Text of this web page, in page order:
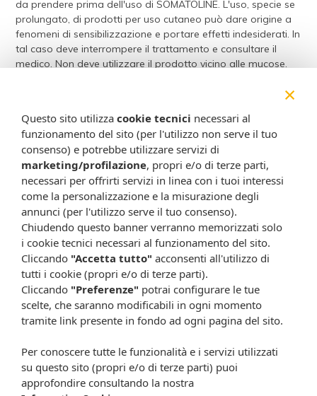
da prendere prima dell'uso di SOMATOLINE. L'uso, specie se
prolungato, di prodotti per uso cutaneo può dare origine a
fenomeni di sensibilizzazione e portare effetti indesiderati. In
tal caso deve interrompere il trattamento e consultare il
medico. Non deve utilizzare il prodotto vicino alle mucose.
Bambini e adolescentiNon utilizzare nei bambini e negli
adolescenti.
EFFETTI INDESIDERATI
Possibili effetti indesideratiCome tutti i medicinali, questo
medicinale può causare effetti indesiderati sebbene non
tutte le persone li manifestino. Non sono noti particolari
effetti collaterali imputabili al trattamento. Molto raramente
sono stati segnalati casi con sintomi riconducibili ad alterata
funzionalità tiroidea. Il rispetto delle istruzioni contenute nel
foglio illustrativo riduce il rischio di effetti indesiderati. Questi
effetti indesiderati sono generalmente transitori.
Segnalazione degli effetti indesideratiSe manifesta un
qualsiasi effetto indesiderato, compresi quelli non elencati in
questo foglio, si rivolga al medico o al farmacista. Lei può
il sito web
http://agenziafarmaco.gov.it/it/responsabili.Segnalando gli
effetti indesiderati lei può contribuire a fornire maggiori
×
Questo sito utilizza cookie tecnici necessari al
funzionamento del sito (per l'utilizzo non serve il tuo
consenso) e potrebbe utilizzare servizi di
marketing/profilazione, propri e/o di terze parti,
necessari per offrirti servizi in linea con i tuoi interessi
come la personalizzazione e la misurazione degli
annunci (per l'utilizzo serve il tuo consenso).
Chiudendo questo banner verranno memorizzati solo
i cookie tecnici necessari al funzionamento del sito.
Cliccando "Accetta tutto" acconsenti all'utilizzo di
tutti i cookie (propri e/o di terze parti).
Cliccando "Preferenze" potrai configurare le tue
scelte, che saranno modificabili in ogni momento
tramite link presente in fondo ad ogni pagina del sito.
Per conoscere tutte le funzionalità e i servizi utilizzati
su questo sito (propri e/o di terze parti) puoi
approfondire consultando la nostra